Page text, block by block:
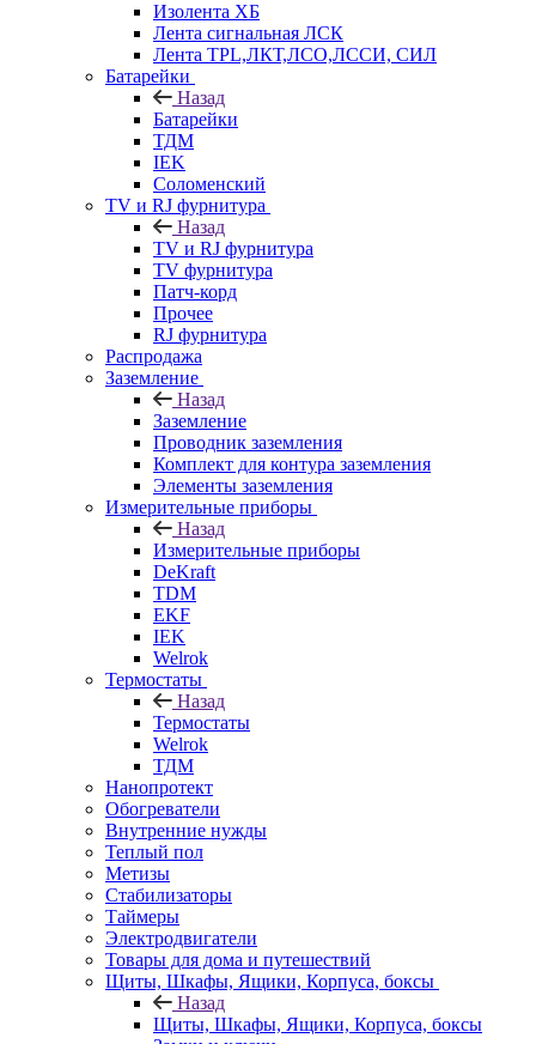
Изолента ХБ
Лента сигнальная ЛСК
Лента TPL,ЛКТ,ЛСО,ЛССИ, СИЛ
Батарейки
Назад
Батарейки
ТДМ
IEK
Соломенский
TV и RJ фурнитура
Назад
TV и RJ фурнитура
TV фурнитура
Патч-корд
Прочее
RJ фурнитура
Распродажа
Заземление
Назад
Заземление
Проводник заземления
Комплект для контура заземления
Элементы заземления
Измерительные приборы
Назад
Измерительные приборы
DeKraft
TDM
EKF
IEK
Welrok
Термостаты
Назад
Термостаты
Welrok
ТДМ
Нанопротект
Обогреватели
Внутренние нужды
Теплый пол
Метизы
Стабилизаторы
Таймеры
Электродвигатели
Товары для дома и путешествий
Щиты, Шкафы, Ящики, Корпуса, боксы
Назад
Щиты, Шкафы, Ящики, Корпуса, боксы